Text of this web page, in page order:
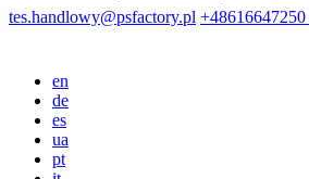
tes.handlowy@psfactory.pl +48616647250
en
de
es
ua
pt